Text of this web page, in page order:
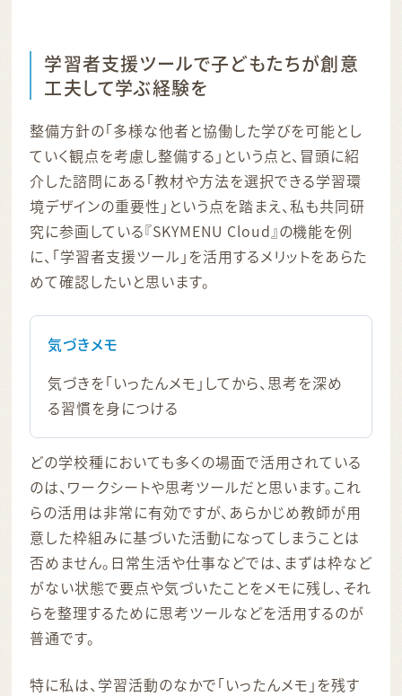
学習者支援ツールで子どもたちが創意
工夫して学ぶ経験を
整備方針の「多様な他者と協働した学びを可能とし
ていく観点を考慮し整備する」という点と、冒頭に紹
介した諮問にある「教材や方法を選択できる学習環
境デザインの重要性」という点を踏まえ、私も共同研
究に参画している『SKYMENU Cloud』の機能を例
に、「学習者支援ツール」を活用するメリットをあらた
めて確認したいと思います。
気づきメモ
気づきを「いったんメモ」してから、思考を深め
る習慣を身につける
どの学校種においても多くの場面で活用されている
のは、ワークシートや思考ツールだと思います。これ
らの活用は非常に有効ですが、あらかじめ教師が用
意した枠組みに基づいた活動になってしまうことは
否めません。日常生活や仕事などでは、まずは枠など
がない状態で要点や気づいたことをメモに残し、それ
らを整理するために思考ツールなどを活用するのが
普通です。
特に私は、学習活動のなかで「いったんメモ」を残す